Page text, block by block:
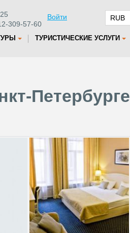
309-57-60
Войти
ТУРИСТИЧЕСКИЕ УСЛУГИ
Петербурге